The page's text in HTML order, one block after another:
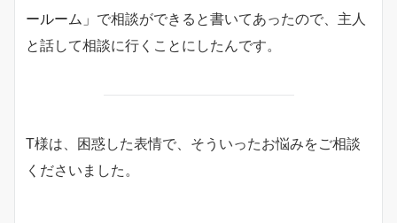
ールーム」 で相談ができると書いてあったので、主人
と話して相談に行くことにしたんです。
T様は、困惑した表情で、そういったお悩みをご相談
くださいました。